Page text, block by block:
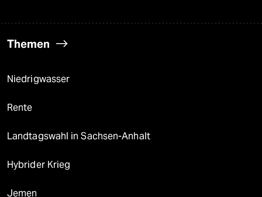
Themen
Niedrigwasser
Rente
Landtagswahl in Sachsen-Anhalt
Hybrider Krieg
Jemen